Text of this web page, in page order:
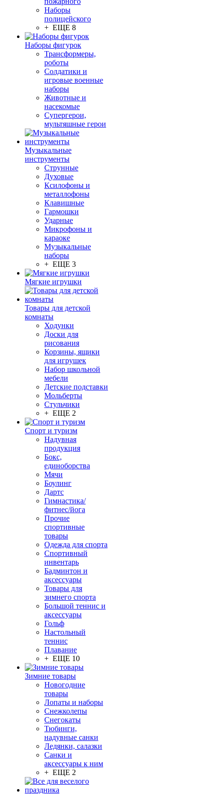
Наборы
полицейского
+ ЕЩЕ 8
Наборы фигурок
Трансформеры,
роботы
Солдатики и
игровые военные
наборы
Животные и
насекомые
Супергерои,
мультяшные герои
Музыкальные
инструменты
Струнные
Духовые
Ксилофоны и
металлофоны
Клавишные
Гармошки
Ударные
Микрофоны и
караоке
Музыкальные
наборы
+ ЕЩЕ 3
Мягкие игрушки
Товары для детской
комнаты
Ходунки
Доски для
рисования
Корзины, ящики
для игрушек
Набор школьной
мебели
Детские подставки
Мольберты
Стульчики
+ ЕЩЕ 2
Спорт и туризм
Надувная
продукция
Бокс,
единоборства
Мячи
Боулинг
Дартс
Гимнастика/
фитнес/йога
Прочие
спортивные
товары
Одежда для спорта
Спортивный
инвентарь
Бадминтон и
аксессуары
Товары для
зимнего спорта
Большой теннис и
аксессуары
Гольф
Настольный
теннис
Плавание
+ ЕЩЕ 10
Зимние товары
Новогодние
товары
Лопаты и наборы
Снежколепы
Снегокаты
Тюбинги,
надувные санки
Ледянки, салазки
Санки и
аксессуары к ним
+ ЕЩЕ 2